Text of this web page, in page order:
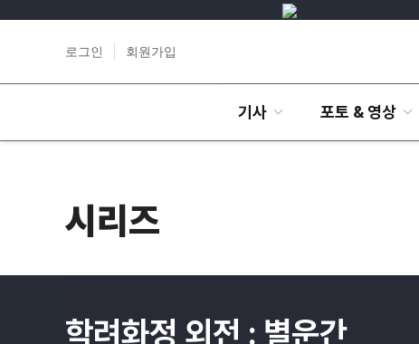
로그인 회원가입
기사 포토 & 영상
시리즈
학려화정 외전 : 별운간